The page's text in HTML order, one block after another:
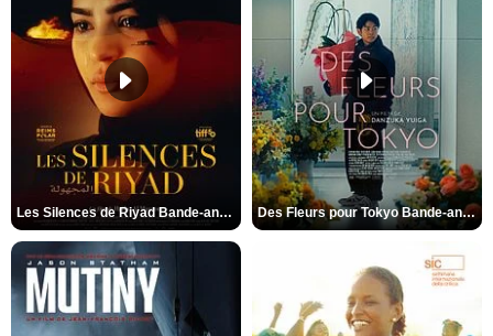
Les Silences de Riyad Bande-annonce VO STFR Des Fleurs pour Tokyo Bande-annonce VO STFR